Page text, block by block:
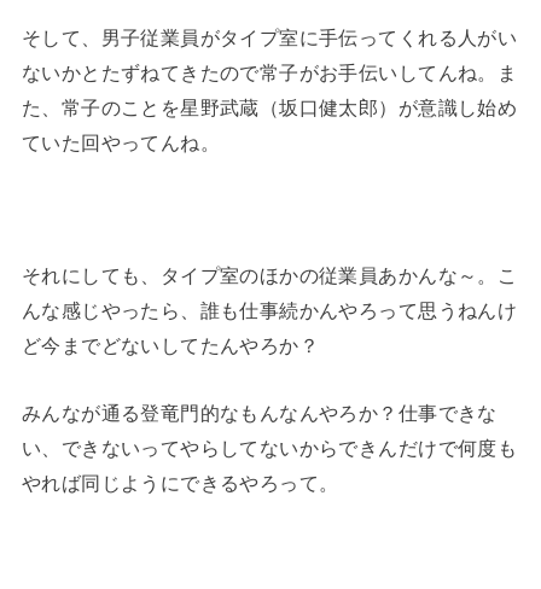
そして、男子従業員がタイプ室に手伝ってくれる人がい
ないかとたずねてきたので常子がお手伝いしてんね。ま
た、常子のことを星野武蔵（坂口健太郎）が意識し始め
ていた回やってんね。
それにしても、タイプ室のほかの従業員あかんな～。こ
んな感じやったら、誰も仕事続かんやろって思うねんけ
ど今までどないしてたんやろか？
みんなが通る登竜門的なもんなんやろか？仕事できな
い、できないってやらしてないからできんだけで何度も
やれば同じようにできるやろって。